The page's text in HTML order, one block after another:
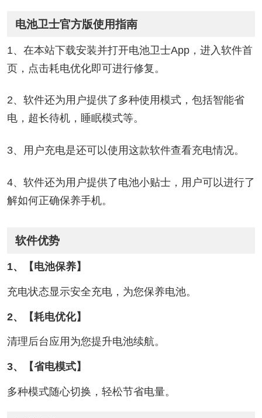
电池卫士官方版使用指南
1、在本站下载安装并打开电池卫士App，进入软件首
页，点击耗电优化即可进行修复。
2、软件还为用户提供了多种使用模式，包括智能省
电，超长待机，睡眠模式等。
3、用户充电是还可以使用这款软件查看充电情况。
4、软件还为用户提供了电池小贴士，用户可以进行了
解如何正确保养手机。
软件优势
1、【电池保养】
充电状态显示安全充电，为您保养电池。
2、【耗电优化】
清理后台应用为您提升电池续航。
3、【省电模式】
多种模式随心切换，轻松节省电量。